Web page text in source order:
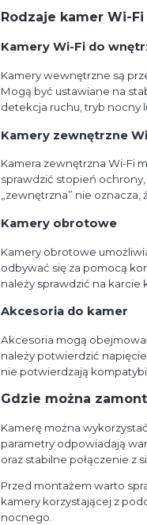
Rodzaje kamer Wi-Fi
Kamery Wi-Fi do
Kamery wewnętrzne są
Mogą być ustawiane na
detekcja ruchu, tryb nocny
Kamery zewnętrzne
Kamera zewnętrzna Wi-Fi
sprawdzić stopień
„zewnętrzna” nie
Kamery obrotowe
Kamery obrotowe
odbywać się za pomocą
należy sprawdzić na karcie
Akcesoria do kamer
Akcesoria mogą
należy potwierdzić
nie potwierdzają
Gdzie można
Kamerę można
parametry odpowiadają
oraz stabilne połączenie z
Przed montażem warto
kamery korzystającej z
nocnego.